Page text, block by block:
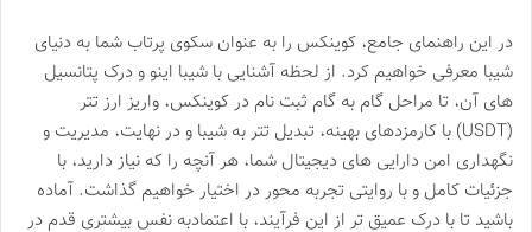
در این راهنمای جامع، کوینکس را به عنوان سکوی پرتاب شما به دنیای
شیبا معرفی خواهیم کرد. از لحظه آشنایی با شیبا اینو و درک پتانسیل
های آن، تا مراحل گام به گام ثبت نام در کوینکس، واریز ارز تتر
(USDT) با کارمزدهای بهینه، تبدیل تتر به شیبا و در نهایت، مدیریت و
نگهداری امن دارایی های دیجیتال شما، هر آنچه را که نیاز دارید، با
جزئیات کامل و با روایتی تجربه محور در اختیار خواهیم گذاشت. آماده
باشید تا با درک عمیق تر از این فرآیند، با اعتمادبه نفس بیشتری قدم در